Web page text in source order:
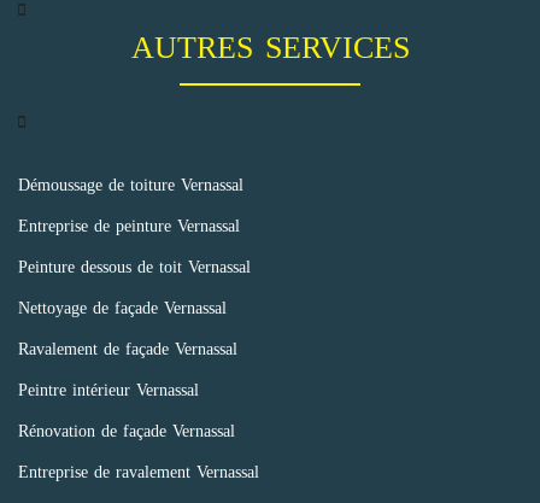
AUTRES SERVICES
Démoussage de toiture Vernassal
Entreprise de peinture Vernassal
Peinture dessous de toit Vernassal
Nettoyage de façade Vernassal
Ravalement de façade Vernassal
Peintre intérieur Vernassal
Rénovation de façade Vernassal
Entreprise de ravalement Vernassal